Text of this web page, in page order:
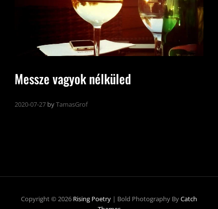
Messze vagyok nélküled
2020-07-27 byTamasGrof
Copyright © 2026 Rising Poetry | Bold Photography ByCatch